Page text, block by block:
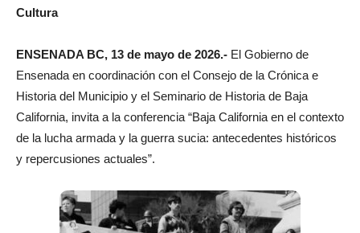
Cultura
ENSENADA BC, 13 de mayo de 2026.- El Gobierno de
Ensenada en coordinación con el Consejo de la Crónica e
Historia del Municipio y el Seminario de Historia de Baja
California, invita a la conferencia “Baja California en el contexto
de la lucha armada y la guerra sucia: antecedentes históricos
y repercusiones actuales”.